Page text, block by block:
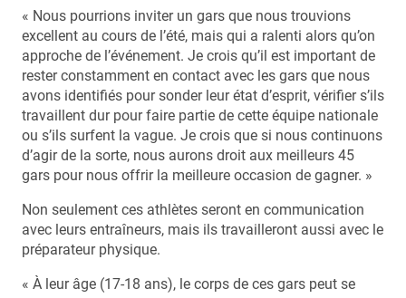
« Nous pourrions inviter un gars que nous trouvions
excellent au cours de l’été, mais qui a ralenti alors qu’on
approche de l’événement. Je crois qu’il est important de
rester constamment en contact avec les gars que nous
avons identifiés pour sonder leur état d’esprit, vérifier s’ils
travaillent dur pour faire partie de cette équipe nationale
ou s’ils surfent la vague. Je crois que si nous continuons
d’agir de la sorte, nous aurons droit aux meilleurs 45
gars pour nous offrir la meilleure occasion de gagner. »
Non seulement ces athlètes seront en communication
avec leurs entraîneurs, mais ils travailleront aussi avec le
préparateur physique.
« À leur âge (17-18 ans), le corps de ces gars peut se